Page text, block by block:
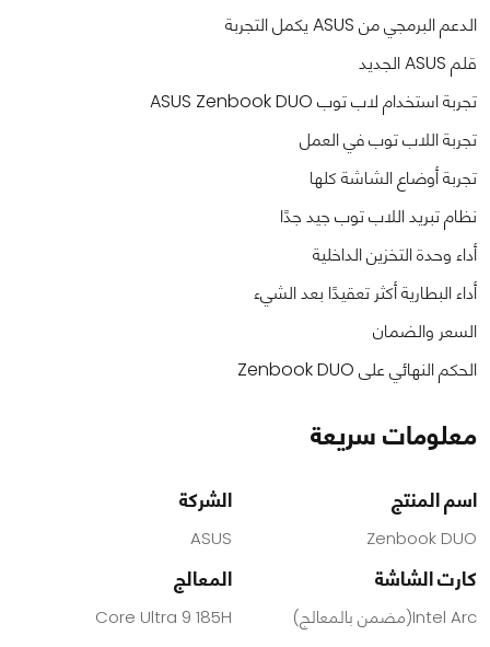
الدعم البرمجي من ASUS يكمل التجربة
قلم ASUS الجديد
تجربة استخدام لاب توب ASUS Zenbook DUO
تجربة اللاب توب في العمل
تجربة أوضاع الشاشة كلها
نظام تبريد اللاب توب جيد جدًا
أداء وحدة التخزين الداخلية
أداء البطارية أكثر تعقيدًا بعد الشيء
السعر والضمان
الحكم النهائي على Zenbook DUO
معلومات سريعة
اسم المنتج
Zenbook DUO
الشركة
ASUS
كارت الشاشة
Intel Arc(مضمن بالمعالج)
المعالج
Core Ultra 9 185H